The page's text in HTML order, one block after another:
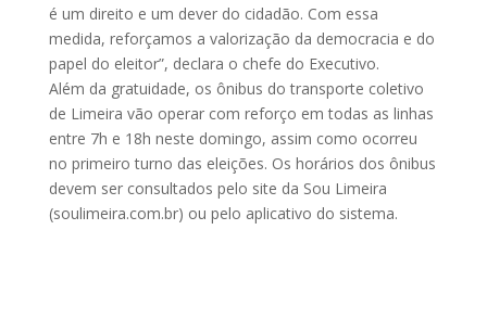
é um direito e um dever do cidadão. Com essa
medida, reforçamos a valorização da democracia e do
papel do eleitor”, declara o chefe do Executivo.
Além da gratuidade, os ônibus do transporte coletivo
de Limeira vão operar com reforço em todas as linhas
entre 7h e 18h neste domingo, assim como ocorreu
no primeiro turno das eleições. Os horários dos ônibus
devem ser consultados pelo site da Sou Limeira
(soulimeira.com.br) ou pelo aplicativo do sistema.